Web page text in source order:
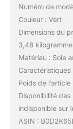
Numéro de
Couleur : Vert
Dimensions du
3,48
Matériau : Soie
Poids de
Disponibilité
indisponible sur
ASIN :